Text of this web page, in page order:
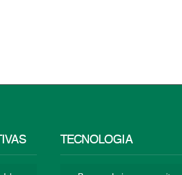
TECNOLOGÍA